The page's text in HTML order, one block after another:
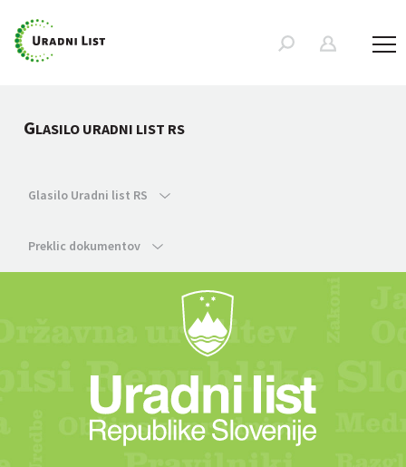
GLASILO URADNI LIST RS
Glasilo Uradni list RS
Preklic dokumentov